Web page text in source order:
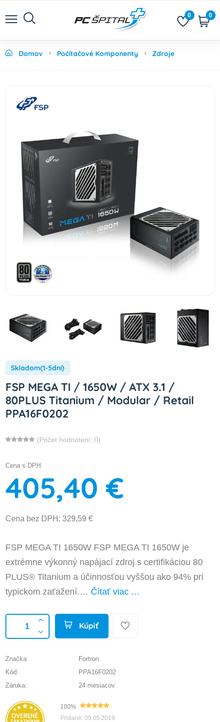
0 0
Domov Počítačové Komponenty Zdroje
Skladom(1-5dni)
FSP MEGA TI / 1650W / ATX 3.1 /
80PLUS Titanium / Modular / Retail
PPA16F0202
(Počet hodnotení: 0)
Cena s DPH
405,40 €
Cena bez DPH: 329,59 €
FSP MEGA TI 1650W FSP MEGA TI 1650W je
extrémne výkonný napájací zdroj s certifikáciou 80
PLUS® Titanium a účinnosťou vyššou ako 94% pri
typickom zaťažení.… Čítať viac …
Kúpiť
Značka:
Fortron
Kód:
PPA16F0202
Záruka:
24 mesiacov
100%
Pridané: 09.05.2019